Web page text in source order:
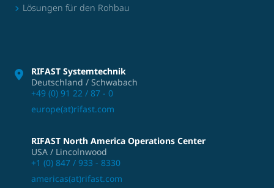
Lösungen für den Rohbau
RIFAST Systemtechnik
Deutschland / Schwabach
+49 (0) 91 22 / 87 - 0
europe(at)rifast.com
RIFAST North America Operations Center
USA / Lincolnwood
+1 (0) 847 / 933 - 8330
americas(at)rifast.com